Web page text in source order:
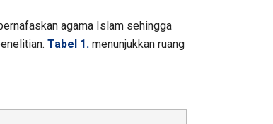
agama Islam sehingga
Tabel 1. menunjukkan ruang